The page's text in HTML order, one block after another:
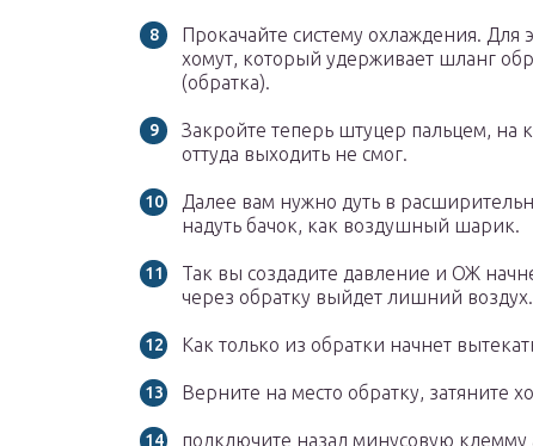
Прокачайте систему охлаждения. Для
хомут, который удерживает шланг
(обратка).
Закройте теперь штуцер пальцем, на
оттуда выходить не смог.
Далее вам нужно дуть в
надуть бачок, как воздушный шарик.
Так вы создадите давление и ОЖ
через обратку выйдет лишний воздух.
Как только из обратки начнет
Верните на место обратку, затяните
подключите назад минусовую